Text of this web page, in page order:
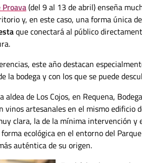
(del 9 al 13 de abril)enseña
y, en este caso, una forma única
que conectará al público
este año destacan
la bodega y con los que se puede
aldea de Los Cojos, en Requena,
vinos artesanales en el mismo edificio
clara, la de la mínima intervención y
ecológica en el entorno del
auténtica de su origen.